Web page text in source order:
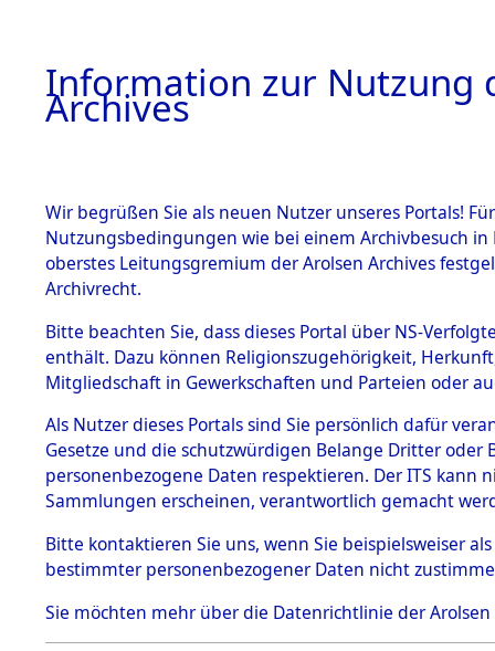
BESTÄNDE
1.
mente
5. Verschiedenes
5.3
Todesmärsche
5.3.1 Alliierte
Erhebungen
zu
Todesmärsch
en
5.3.2
und
0144
Information zur Nutzung
Archives
Wir begrüßen Sie als neuen Nutzer unseres Portals!
Nutzungsbedingungen wie bei einem Archivbesuch
oberstes Leitungsgremium der Arolsen Archives
Archivrecht.
Bitte beachten Sie, dass dieses Portal über NS-
enthält. Dazu können Religionszugehörigkeit,
Mitgliedschaft in Gewerkschaften und Parteien oder
Als Nutzer dieses Portals sind Sie persönlich dafür
Gesetze und die schutzwürdigen Belange Dritter
personenbezogene Daten respektieren. Der ITS
Sammlungen erscheinen, verantwortlich gemacht
Bitte kontaktieren Sie uns, wenn Sie beispielsweiser
bestimmter personenbezogener Daten nicht
Sie möchten mehr über die Datenrichtlinie der Arolsen